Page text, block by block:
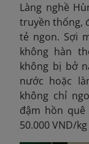
Làng nghề
truyền thống,
tẻ ngon. Sợi
không hàn
không bị bở
nước hoặc
không chỉ
đậm hồn quê
50.000 VND/kg